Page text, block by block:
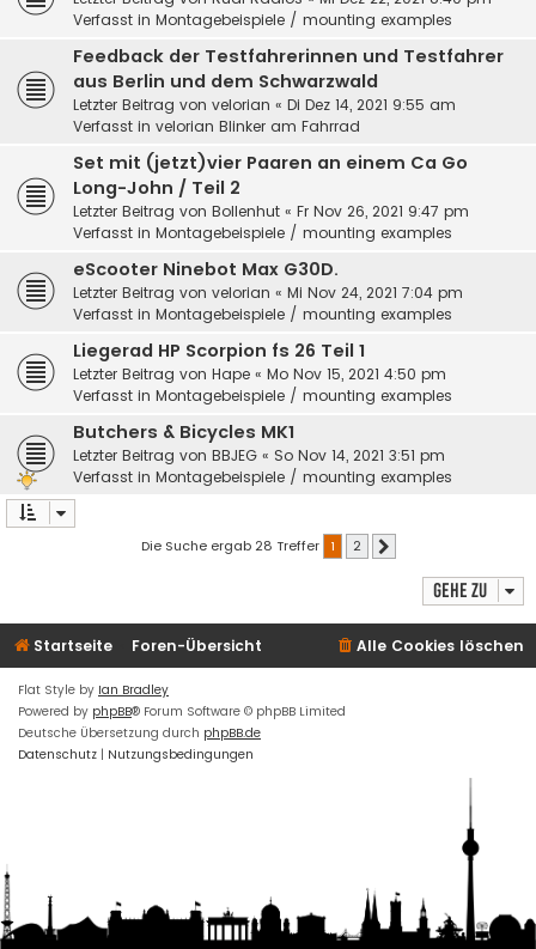
Verfasst in Montagebeispiele / mounting examples
Feedback der Testfahrerinnen und Testfahrer
aus Berlin und dem Schwarzwald
Letzter Beitrag von velorian « Di Dez 14, 2021 9:55 am
Verfasst in velorian Blinker am Fahrrad
Set mit (jetzt)vier Paaren an einem Ca Go
Long-John / Teil 2
Letzter Beitrag von Bollenhut « Fr Nov 26, 2021 9:47 pm
Verfasst in Montagebeispiele / mounting examples
eScooter Ninebot Max G30D.
Letzter Beitrag von velorian « Mi Nov 24, 2021 7:04 pm
Verfasst in Montagebeispiele / mounting examples
Liegerad HP Scorpion fs 26 Teil 1
Letzter Beitrag von Hape « Mo Nov 15, 2021 4:50 pm
Verfasst in Montagebeispiele / mounting examples
Butchers & Bicycles MK1
Letzter Beitrag von BBJEG « So Nov 14, 2021 3:51 pm
Verfasst in Montagebeispiele / mounting examples
Die Suche ergab 28 Treffer 1 2
Gehe zu
Startseite Foren-Übersicht Alle Cookies löschen
Flat Style by Ian Bradley
Powered by phpBB® Forum Software © phpBB Limited
Deutsche Übersetzung durch phpBB.de
Datenschutz | Nutzungsbedingungen